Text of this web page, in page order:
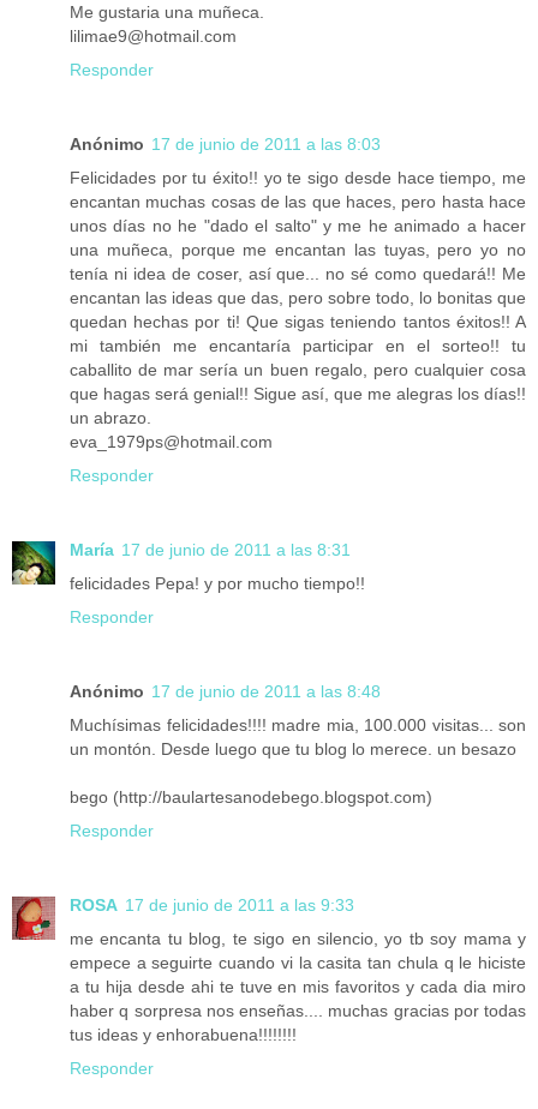
Me gustaria una muñeca.
lilimae9@hotmail.com
Responder
Anónimo 17 de junio de 2011 a las 8:03
Felicidades por tu éxito!! yo te sigo desde hace tiempo, me
encantan muchas cosas de las que haces, pero hasta hace
unos días no he "dado el salto" y me he animado a hacer
una muñeca, porque me encantan las tuyas, pero yo no
tenía ni idea de coser, así que... no sé como quedará!! Me
encantan las ideas que das, pero sobre todo, lo bonitas que
quedan hechas por ti! Que sigas teniendo tantos éxitos!! A
mi también me encantaría participar en el sorteo!! tu
caballito de mar sería un buen regalo, pero cualquier cosa
que hagas será genial!! Sigue así, que me alegras los días!!
un abrazo.
eva_1979ps@hotmail.com
Responder
María 17 de junio de 2011 a las 8:31
felicidades Pepa! y por mucho tiempo!!
Responder
Anónimo 17 de junio de 2011 a las 8:48
Muchísimas felicidades!!!! madre mia, 100.000 visitas... son
un montón. Desde luego que tu blog lo merece. un besazo
bego (http://baulartesanodebego.blogspot.com)
Responder
ROSA 17 de junio de 2011 a las 9:33
me encanta tu blog, te sigo en silencio, yo tb soy mama y
empece a seguirte cuando vi la casita tan chula q le hiciste
a tu hija desde ahi te tuve en mis favoritos y cada dia miro
haber q sorpresa nos enseñas.... muchas gracias por todas
tus ideas y enhorabuena!!!!!!!!
Responder